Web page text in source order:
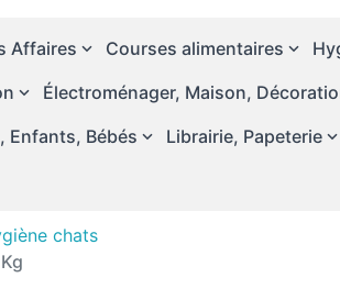
Affaires Courses alimentaires
Électroménager, Maison,
Enfants, Bébés Librairie, Papeterie
chats